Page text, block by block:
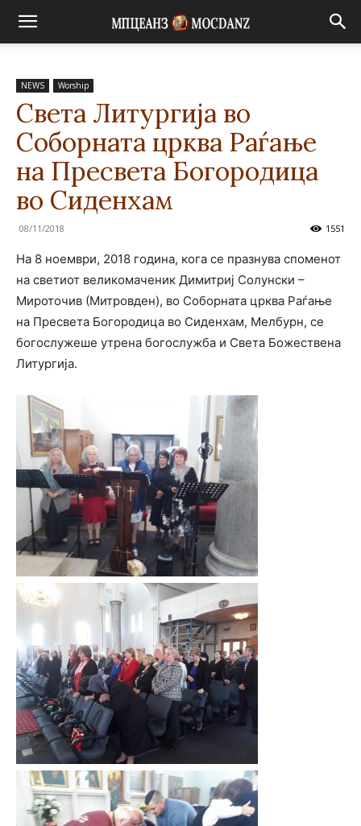
NEWS Worship
Света Литургија во
Соборната црква Раѓање
на Пресвета Богородица
во Сиденхам
08/11/2018 1551
На 8 ноември, 2018 година, кога се празнува споменот
на светиот великомаченик Димитриј Солунски –
Мироточив (Митровден), во Соборната црква Раѓање
на Пресвета Богородица во Сиденхам, Мелбурн, се
богослужеше утрена богослужба и Света Божествена
Литургија.